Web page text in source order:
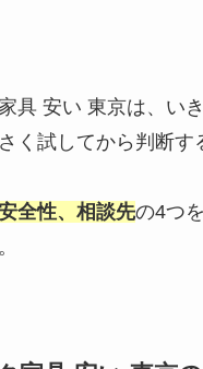
具 安い 東京は、い
く試してから判断す
全性、相談先の4つ